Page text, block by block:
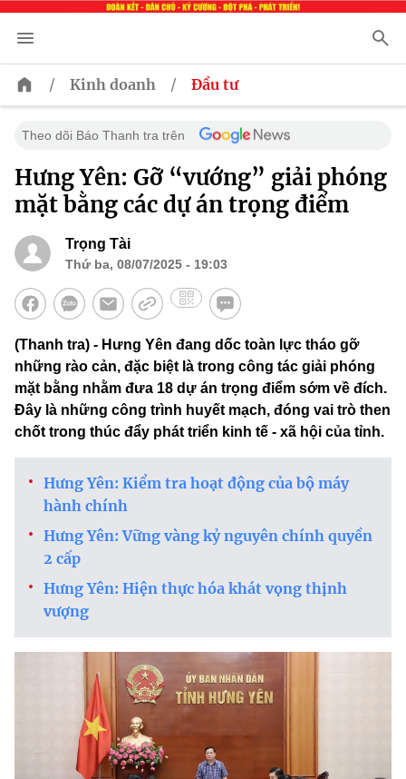
/ Kinh doanh / Đầu tư
Theo dõi Báo Thanh tra trên
Hưng Yên: Gỡ “vướng” giải phóng
mặt bằng các dự án trọng điểm
Trọng Tài
Thứ ba, 08/07/2025 - 19:03
(Thanh tra) - Hưng Yên đang dốc toàn lực tháo gỡ
những rào cản, đặc biệt là trong công tác giải phóng
mặt bằng nhằm đưa 18 dự án trọng điểm sớm về đích.
Đây là những công trình huyết mạch, đóng vai trò then
chốt trong thúc đẩy phát triển kinh tế - xã hội của tỉnh.
Hưng Yên: Kiểm tra hoạt động của bộ máy
hành chính
Hưng Yên: Vững vàng kỷ nguyên chính quyền
2 cấp
Hưng Yên: Hiện thực hóa khát vọng thịnh
vượng